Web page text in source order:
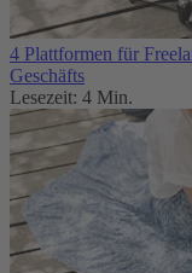
4 Plattformen für
Geschäfts
Lesezeit: 4 Min.